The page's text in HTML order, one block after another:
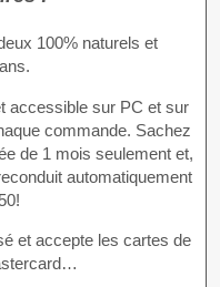
100% naturels et
accessible sur PC et sur
commande. Sachez
de 1 mois seulement et,
automatiquement
et accepte les cartes de